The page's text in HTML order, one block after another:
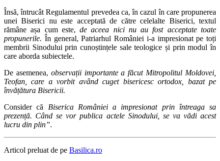
Însă, întrucât Regulamentul prevedea ca, în cazul în care propunerea
unei Biserici nu este acceptată de către celelalte Biserici, textul
rămâne așa cum este,de aceea nici nu au fost acceptate toate
propunerile. În general, Patriarhul României i-a impresionat pe toți
membrii Sinodului prin cunoștințele sale teologice și prin modul în
care aborda subiectele.
De asemenea, observații importante a făcut Mitropolitul Moldovei,
Teofan, care a vorbit având cuget bisericesc ortodox, bazat pe
învățătura Bisericii.
Consider că Biserica României a impresionat prin întreaga sa
prezență. Când se vor publica actele Sinodului, se va vădi acest
lucru din plin”.
Articol preluat de pe Basilica.ro